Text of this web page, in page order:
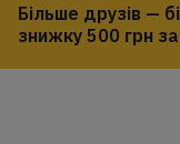
Більше друзів —
знижку 500 грн